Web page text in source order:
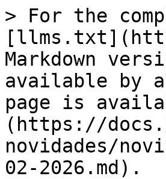
> For the
Markdown
available by
page is
(https://
novidades/
02-2026.md).